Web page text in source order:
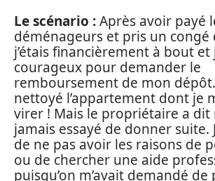
Le scénario :Après avoir payé
déménageurs et pris un congé
j’étais financièrement à bout et
courageux pour demander le
remboursement de mon dépôt.
nettoyé l’appartement dont je
virer ! Mais le propriétaire a dit
jamais essayé de donner suite.
de ne pas avoir les raisons de
ou de chercher une aide
puisqu’on m’avait demandé